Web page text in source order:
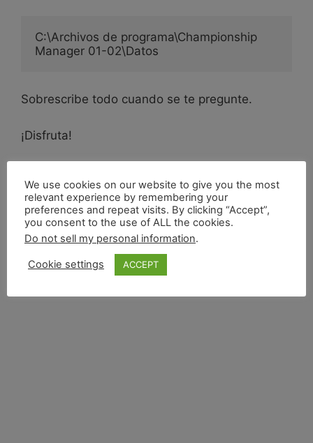
C:\Archivos de programa\Championship
Manager 01-02\Datos
Sobrescribe todo cuando se te pregunte.
¡Disfruta!
We use cookies on our website to give you the most
relevant experience by remembering your
preferences and repeat visits. By clicking “Accept”,
you consent to the use of ALL the cookies.
Do not sell my personal information.
Cookie settings ACCEPT